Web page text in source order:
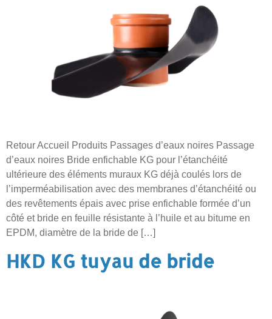
Retour Accueil Produits Passages d’eaux noires Passage
d’eaux noires Bride enfichable KG pour l’étanchéité
ultérieure des éléments muraux KG déjà coulés lors de
l’imperméabilisation avec des membranes d’étanchéité ou
des revêtements épais avec prise enfichable formée d’un
côté et bride en feuille résistante à l’huile et au bitume en
EPDM, diamètre de la bride de […]
HKD KG tuyau de bride